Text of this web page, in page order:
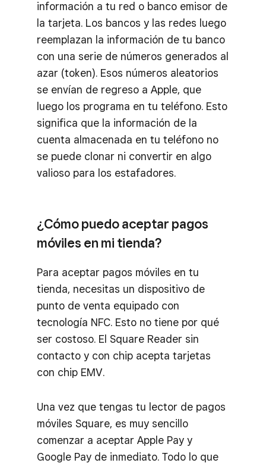
información a tu red o banco emisor de
la tarjeta. Los bancos y las redes luego
reemplazan la información de tu banco
con una serie de números generados al
azar (token). Esos números aleatorios
se envían de regreso a Apple, que
luego los programa en tu teléfono. Esto
significa que la información de la
cuenta almacenada en tu teléfono no
se puede clonar ni convertir en algo
valioso para los estafadores.
¿Cómo puedo aceptar pagos
móviles en mi tienda?
Para aceptar pagos móviles en tu
tienda, necesitas un dispositivo de
punto de venta equipado con
tecnología NFC. Esto no tiene por qué
ser costoso. El Square Reader sin
contacto y con chip acepta tarjetas
con chip EMV.
Una vez que tengas tu lector de pagos
móviles Square, es muy sencillo
comenzar a aceptar Apple Pay y
Google Pay de inmediato. Todo lo que